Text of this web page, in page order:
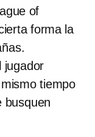
of
forma la
jugador
tiempo
busquen